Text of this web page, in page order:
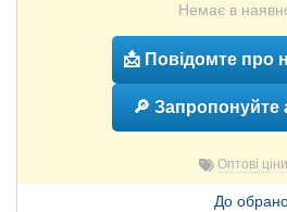
Немає в
📩 Повідомте про
🔎 Запропонуйте
Оптові ціни
До